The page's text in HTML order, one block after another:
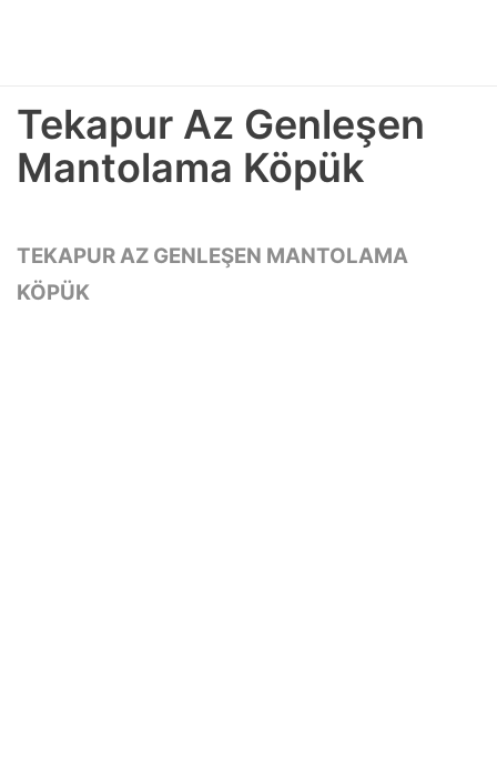
Tekapur Az Genleşen
Mantolama Köpük
TEKAPUR AZ GENLEŞEN MANTOLAMA
KÖPÜK